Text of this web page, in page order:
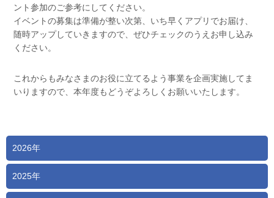
2026年
2025年
ント参加のご参考にしてください。
イベントの募集は準備が整い次第、いち早くアプリでお届け、
随時アップしていきますので、ぜひチェックのうえお申し込み
ください。
これからもみなさまのお役に立てるよう事業を企画実施してま
いりますので、本年度もどうぞよろしくお願いいたします。